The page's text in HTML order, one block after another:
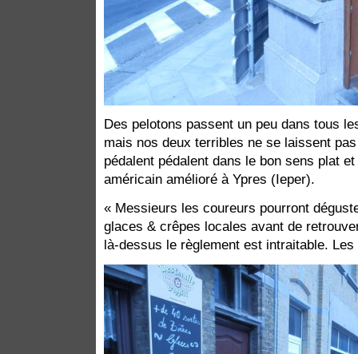
Des pelotons passent un peu dans tous
mais nos deux terribles ne se laissent
pédalent pédalent dans le bon sens plat
américain amélioré à Ypres (Ieper).
« Messieurs les coureurs pourront
glaces & crêpes locales avant de
là-dessus le règlement est intraitable.